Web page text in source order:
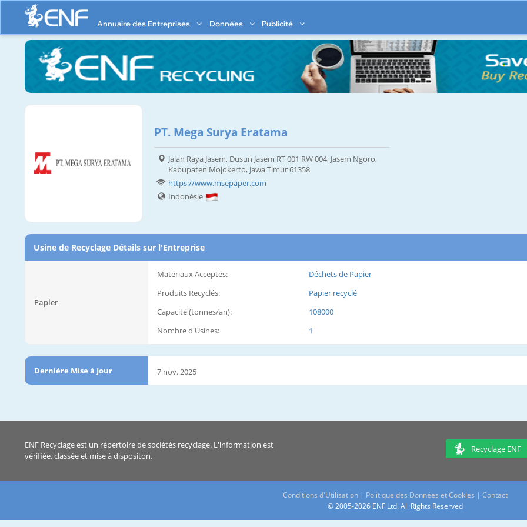
Annuaire des Entreprises Données Publicité
PT. Mega Surya Eratama
Jalan Raya Jasem, Dusun Jasem RT 001 RW 004, Jasem Ngoro,
Kabupaten Mojokerto, Jawa Timur 61358
https://www.msepaper.com
Indonésie
Usine de Recyclage Détails sur l'Entreprise
Papier
Matériaux Acceptés:
Déchets de Papier
Produits Recyclés:
Papier recyclé
Capacité (tonnes/an):
108000
Nombre d'Usines:
1
Dernière Mise à Jour 7 nov. 2025
ENF Recyclage est un répertoire de sociétés recyclage. L'information est
vérifiée, classée et mise à dispositon.
Recyclage ENF
Conditions d'Utilisation | Politique des Données et Cookies | Contact
© 2005-2026 ENF Ltd. All Rights Reserved